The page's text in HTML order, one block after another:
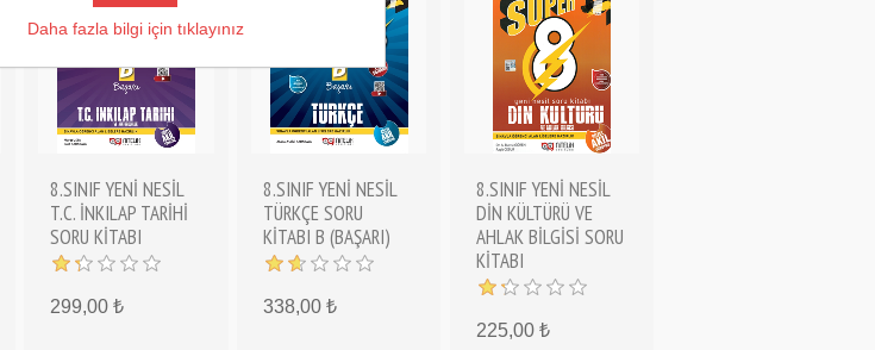
8.SINIF YENİ NESİL
T.C. İNKILAP TARİHİ
SORU KİTABI
299,00 ₺
8.SINIF YENİ NESİL
TÜRKÇE SORU
KİTABI B (BAŞARI)
338,00 ₺
8.SINIF YENİ NESİL
DİN KÜLTÜRÜ VE
AHLAK BİLGİSİ SORU
KİTABI
225,00 ₺
Daha fazla bilgi için tıklayınız